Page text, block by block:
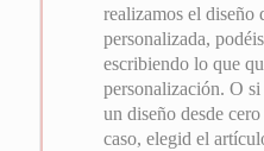
realizamos el diseño
personalizada,
escribiendo lo que
personalización. O
un diseño desde
caso, elegid el